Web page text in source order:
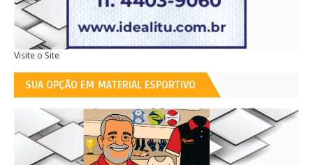
Visite o Site
SUA OPÇÃO EM MATERIAL ESPORTIVO